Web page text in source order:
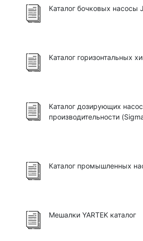
Каталог бочковых насосы
Каталог горизонтальных
Каталог дозирующих
производительности
Каталог промышленных
Мешалки YARTEK каталог